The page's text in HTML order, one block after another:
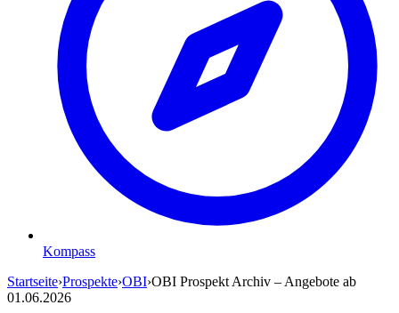
Kompass
Startseite›Prospekte›OBI›OBI Prospekt Archiv – Angebote ab
01.06.2026